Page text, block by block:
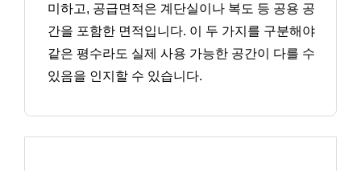
미하고, 공급면적은 계단실이나 복도 등 공용 공
간을 포함한 면적입니다. 이 두 가지를 구분해야
같은 평수라도 실제 사용 가능한 공간이 다를 수
있음을 인지할 수 있습니다.